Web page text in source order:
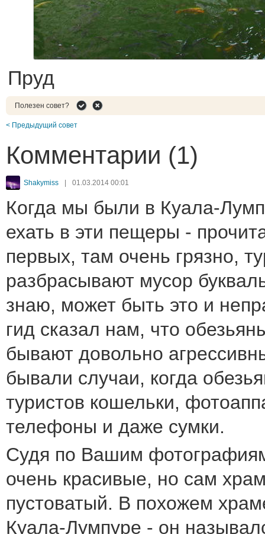
Пруд
Полезен совет?
< Предыдущий совет
Комментарии (1)
Shakymiss | 01.03.2014 00:01
Когда мы были в Куала-
ехать в эти пещеры -
первых, там очень грязно,
разбрасывают мусор
знаю, может быть это и
гид сказал нам, что
бывают довольно
бывали случаи, когда
туристов кошельки,
телефоны и даже сумки.
Судя по Вашим
очень красивые, но сам
пустоватый. В похожем
Куала-Лумпуре - он